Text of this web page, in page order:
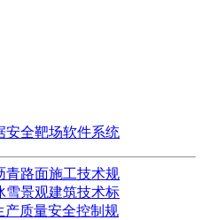
安全靶场软件系统
青路面施工技术规
雪景观建筑技术标
产质量安全控制规